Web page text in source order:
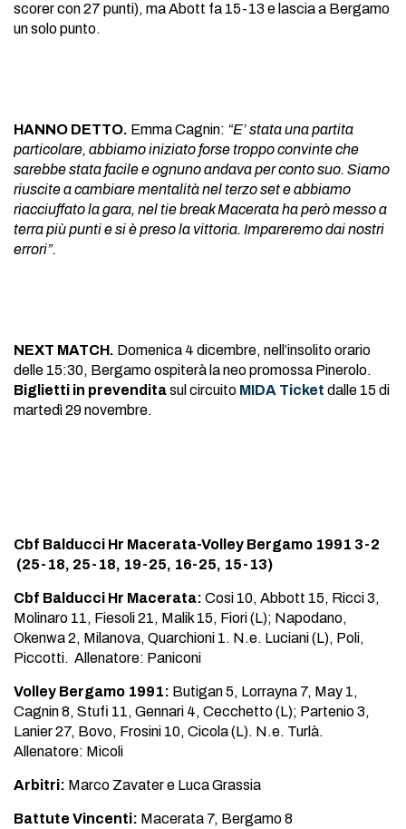
scorer con 27 punti), ma Abott fa 15-13 e lascia a Bergamo
un solo punto.
HANNO DETTO. Emma Cagnin: “E’ stata una partita
particolare, abbiamo iniziato forse troppo convinte che
sarebbe stata facile e ognuno andava per conto suo. Siamo
riuscite a cambiare mentalità nel terzo set e abbiamo
riacciuffato la gara, nel tie break Macerata ha però messo a
terra più punti e si è preso la vittoria. Impareremo dai nostri
errori”.
NEXT MATCH. Domenica 4 dicembre, nell’insolito orario
delle 15:30, Bergamo ospiterà la neo promossa Pinerolo.
Biglietti in prevenditasul circuito MIDA Ticket dalle 15 di
martedì 29 novembre.
Cbf Balducci Hr Macerata-Volley Bergamo 1991 3-2
(25-18, 25-18, 19-25, 16-25, 15-13)
Cbf Balducci Hr Macerata: Cosi 10, Abbott 15, Ricci 3,
Molinaro 11, Fiesoli 21, Malik 15, Fiori (L); Napodano,
Okenwa 2, Milanova, Quarchioni 1. N.e. Luciani (L), Poli,
Piccotti. Allenatore: Paniconi
Volley Bergamo 1991: Butigan 5, Lorrayna 7, May 1,
Cagnin 8, Stufi 11, Gennari 4, Cecchetto (L); Partenio 3,
Lanier 27, Bovo, Frosini 10, Cicola (L). N.e. Turlà.
Allenatore: Micoli
Arbitri: Marco Zavater e Luca Grassia
Battute Vincenti: Macerata 7, Bergamo 8